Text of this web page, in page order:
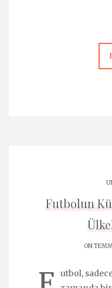
Futbolun
ON
utbol,